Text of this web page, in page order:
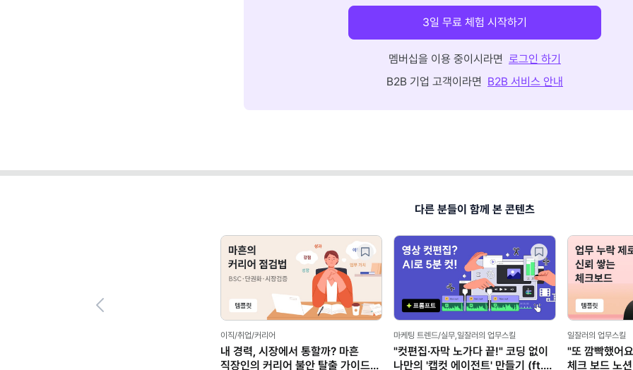
3일 무료 체험 시작하기
멤버십을 이용 중이시라면 로그인 하기
B2B 기업 고객이라면 B2B 서비스 안내
다른 분들이 함께 본 콘텐츠
이직/취업/커리어
내 경력, 시장에서 통할까? 마흔
직장인의 커리어 불안 탈출 가이드
마케팅 트렌드/실무,일잘러의 업무스킬
"컷편집·자막 노가다 끝!" 코딩 없이
나만의 '캡컷 에이전트' 만들기 (ft.
일잘러의 업무스킬
"또 깜빡했어
체크 보드 노